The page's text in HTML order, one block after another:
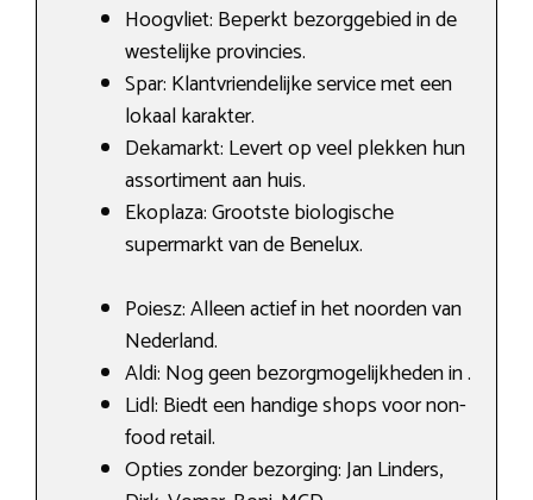
Hoogvliet: Beperkt bezorggebied in de
westelijke provincies.
Spar: Klantvriendelijke service met een
lokaal karakter.
Dekamarkt: Levert op veel plekken hun
assortiment aan huis.
Ekoplaza: Grootste biologische
supermarkt van de Benelux.
Poiesz: Alleen actief in het noorden van
Nederland.
Aldi: Nog geen bezorgmogelijkheden in .
Lidl: Biedt een handige shops voor non-
food retail.
Opties zonder bezorging: Jan Linders,